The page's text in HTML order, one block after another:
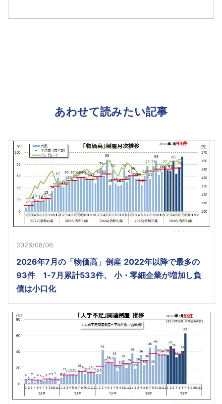
あわせて読みたい記事
2026/08/06
2026年7月の「物価高」倒産 2022年以降で最多の
93件 1-7月累計533件、 小・零細企業が増加し負
債は小口化